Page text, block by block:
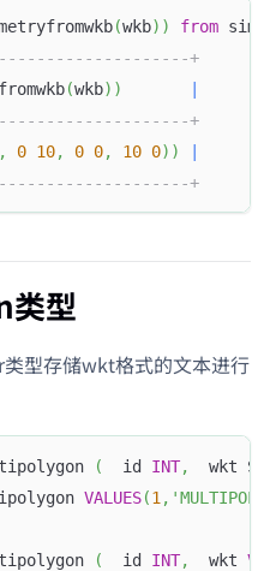
(wkb) ) from
+
(wkb) )
+
, 0 10, 0 0, 10 0) )
+
型
型存储wkt格式的文本进行
(
  id
INT,
wkt
VALUES(1 ,
(
  id
INT,
  wkt